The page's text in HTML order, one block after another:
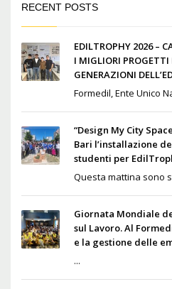
RECENT POSTS
EDILTROPHY 2026 –
I MIGLIORI PROGETTI
GENERAZIONI
Formedil, Ente Unico
“Design My City
Bari l’installazione
studenti per
Questa mattina sono
Giornata Mondiale
sul Lavoro. Al
e la gestione delle
...